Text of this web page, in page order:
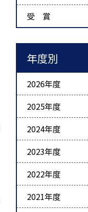
受 賞
年度別
2026年度
2025年度
2024年度
2023年度
2022年度
2021年度